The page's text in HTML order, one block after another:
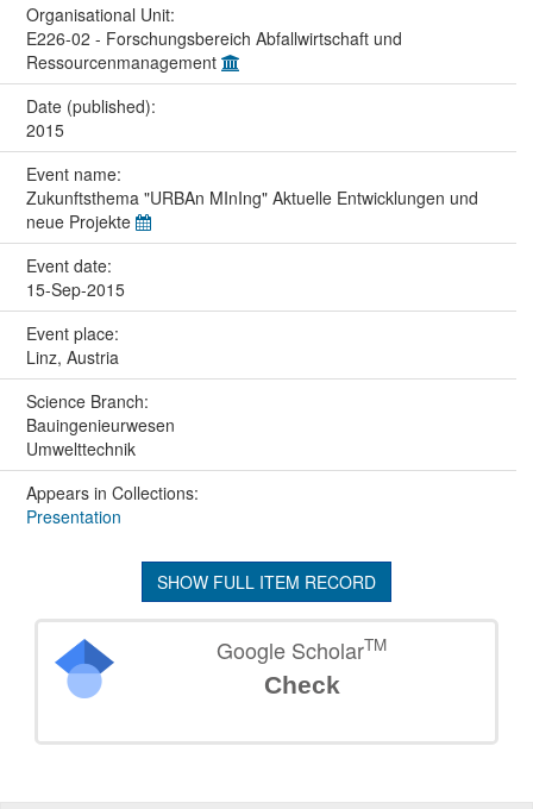
Organisational Unit:
E226-02 - Forschungsbereich Abfallwirtschaft und
Ressourcenmanagement
Date (published):
2015
Event name:
Zukunftsthema "URBAn MInIng" Aktuelle Entwicklungen und
neue Projekte
Event date:
15-Sep-2015
Event place:
Linz, Austria
Science Branch:
Bauingenieurwesen
Umwelttechnik
Appears in Collections:
Presentation
SHOW FULL ITEM RECORD
Google ScholarTM
Check